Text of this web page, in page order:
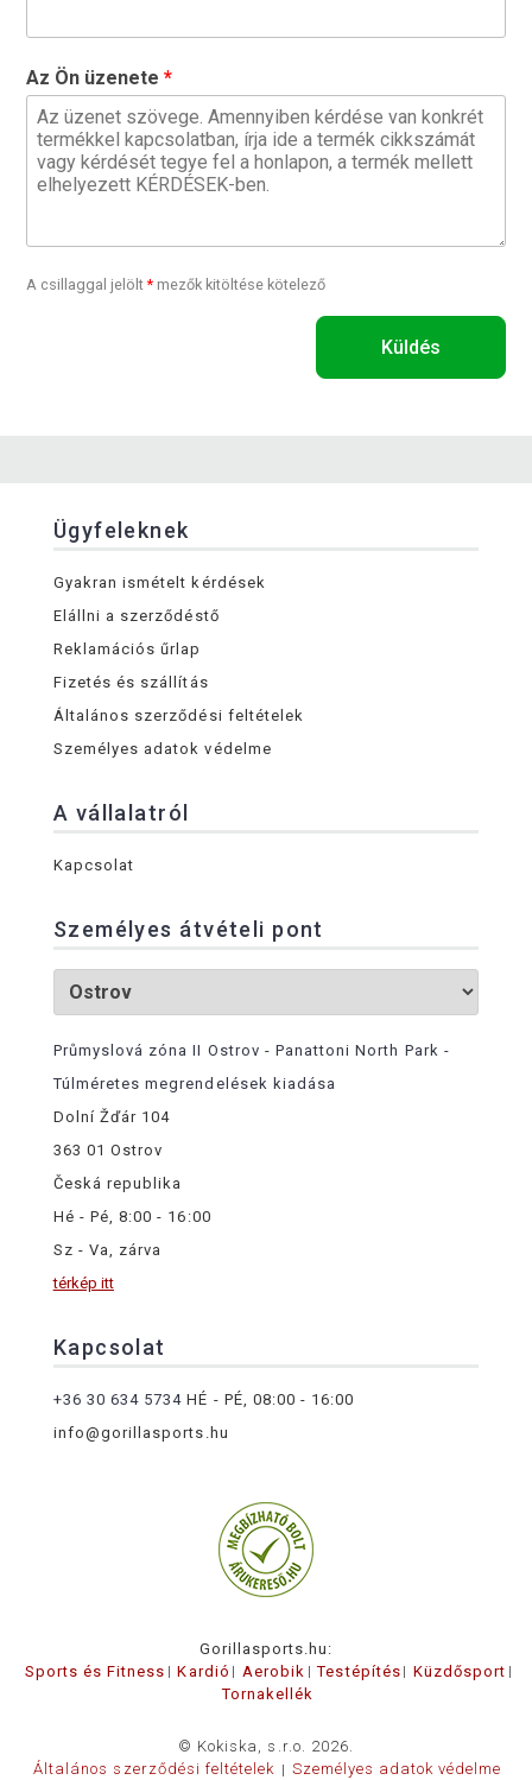
Az Ön üzenete
A csillaggal jelölt* mezők kitöltése kötelező
Küldés
Ügyfeleknek
Gyakran ismételt kérdések
Elállni a szerződéstő
Reklamációs űrlap
Fizetés és szállítás
Általános szerződési feltételek
Személyes adatok védelme
A vállalatról
Kapcsolat
Személyes átvételi pont
Průmyslová zóna II Ostrov - Panattoni North Park -
Túlméretes megrendelések kiadása
Dolní Žďár 104
363 01 Ostrov
Česká republika
Hé - Pé, 8:00 - 16:00
Sz - Va, zárva
térkép itt
Kapcsolat
+36 30 634 5734 HÉ - PÉ, 08:00 - 16:00
info@gorillasports.hu
Gorillasports.hu:
Sports és Fitness
Kardió Aerobik Testépítés
Küzdősport
Tornakellék
© Kokiska, s.r.o. 2026.
Általános szerződési feltételek
Személyes adatok védelme